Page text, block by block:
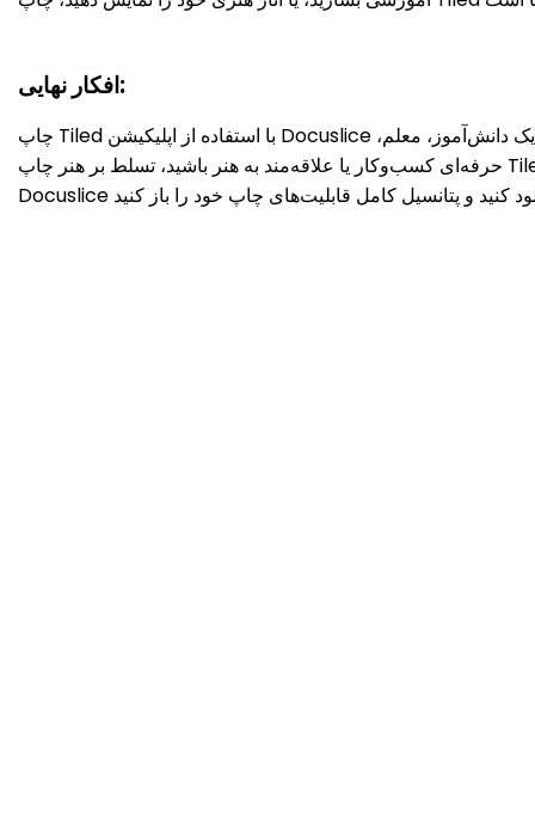
افکار نهایی:
چاپ Tiled با استفاده از اپلیکیشن Docuslice دنیایی از امکانات را برای کاربرانی که به دنبال چاپ اسناد بزرگ مقیاس با دقت و راحتی هستند، باز می‌کند. چه شما یک دانش‌آموز، معلم،
حرفه‌ای کسب‌وکار یا علاقه‌مند به هنر باشید، تسلط بر هنر چاپ Tiled می‌تواند بهره‌وری و خلاقیت شما را به شیوه‌های غیرمنتظره‌ای افزایش دهد. پس چرا منتظر بمانید؟ امروز